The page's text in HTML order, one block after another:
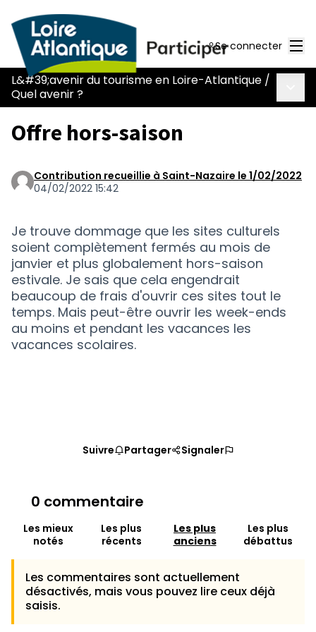
Se connecter
L&#39;avenir du tourisme en Loire-Atlantique /
Quel avenir ?
Offre hors-saison
Contribution recueillie à Saint-Nazaire le 1/02/2022
04/02/2022 15:42
Je trouve dommage que les sites culturels
soient complètement fermés au mois de
janvier et plus globalement hors-saison
estivale. Je sais que cela engendrait
beaucoup de frais d'ouvrir ces sites tout le
temps. Mais peut-être ouvrir les week-ends
au moins et pendant les vacances les
vacances scolaires.
Suivre Partager Signaler
0 commentaire
Les mieux
notés
Les plus
récents
Les plus
anciens
Les plus
débattus
Les commentaires sont actuellement
désactivés, mais vous pouvez lire ceux déjà
saisis.